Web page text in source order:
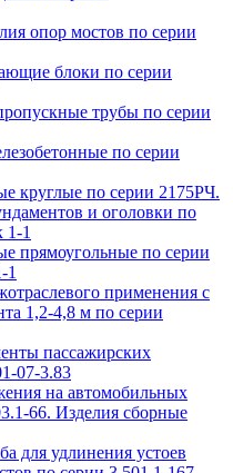
опор мостов по серии
блоки по серии
трубы по серии
по серии
круглые по серии 2175РЧ.
и оголовки по
1-1
прямоугольные по серии
1
применения с
1,2-4,8 м по серии
пассажирских
07-3.83
на автомобильных
66. Изделия сборные
для удлинения устоев